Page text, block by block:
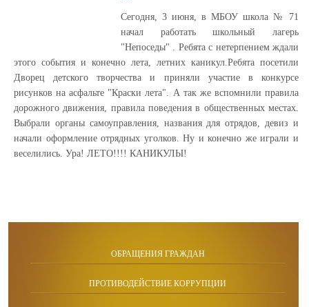
Сегодня, 3 июня, в МБОУ школа № 71
начал работать школьный лагерь
"Непоседы" . Ребята с нетерпением ждали
этого события и конечно лета, летних каникул.Ребята посетили
Дворец детского творчества и приняли участие в конкурсе
рисунков на асфальте "Краски лета". А так же вспомнили правила
дорожного движения, правила поведения в общественных местах.
Выбрали органы самоуправления, названия для отрядов, девиз и
начали оформление отрядных уголков. Ну и конечно же играли и
веселились. Ура! ЛЕТО!!!! КАНИКУЛЫ!
ОБРАЩЕНИЯ ГРАЖДАН
ПРОТИВОДЕЙСТВИЕ КОРРУПЦИИ